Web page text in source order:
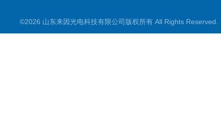
水质检测仪
©2026 山东来因光电科技有限公司版权所有 All Rights